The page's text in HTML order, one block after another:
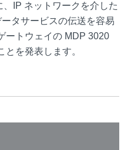
IP ネットワークを介した
タサービスの伝送を容易
ートウェイの MDP 3020
を発表します。